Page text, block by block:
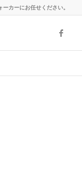
カーにお任せください。